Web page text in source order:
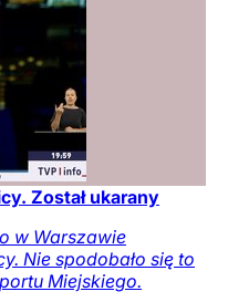
Został ukarany
w Warszawie
Nie spodobało się to
Miejskiego.